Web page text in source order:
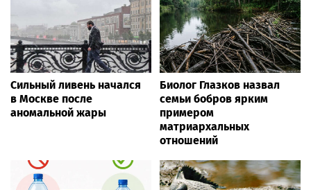
Сильный ливень начался
в Москве после
аномальной жары
Биолог Глазков назвал
семьи бобров ярким
примером
матриархальных
отношений